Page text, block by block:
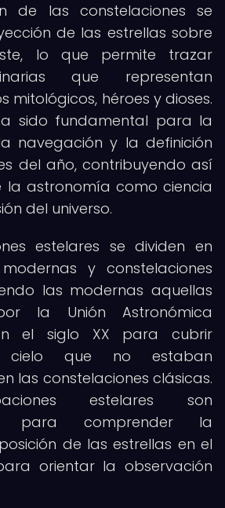
de las constelaciones se
de las estrellas sobre
lo que permite trazar
que representan
mitológicos, héroes y dioses.
sido fundamental para la
navegación y la definición
del año, contribuyendo así
la astronomía como ciencia
del universo.
estelares se dividen en
y constelaciones
las modernas aquellas
la Unión Astronómica
el siglo XX para cubrir
cielo que no estaban
las constelaciones clásicas.
estelares son
para comprender la
de las estrellas en el
orientar la observación